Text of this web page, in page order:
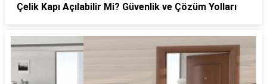
Çelik Kapı Açılabilir Mi? Güvenlik ve Çözüm Yolları